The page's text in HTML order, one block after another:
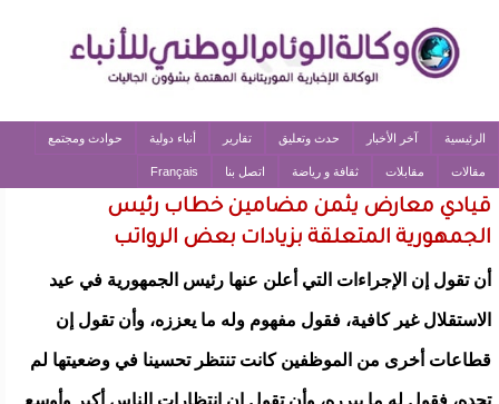
الرئيسية آخر الأخبار حدث وتعليق تقارير أنباء دولية حوادث ومجتمع
مقالات مقابلات ثقافة و رياضة اتصل بنا Français
قيادي معارض يثمن مضامين خطاب رئيس
الجمهورية المتعلقة بزيادات بعض الرواتب
أن تقول إن الإجراءات التي أعلن عنها رئيس الجمهورية في عيد
الاستقلال غير كافية، فقول مفهوم وله ما يعززه، وأن تقول إن
قطاعات أخرى من الموظفين كانت تنتظر تحسينا في وضعيتها لم